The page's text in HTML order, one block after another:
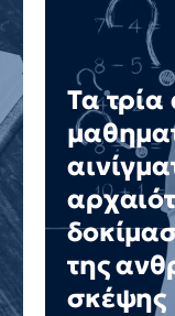
Τα τρία
της
σκέψης